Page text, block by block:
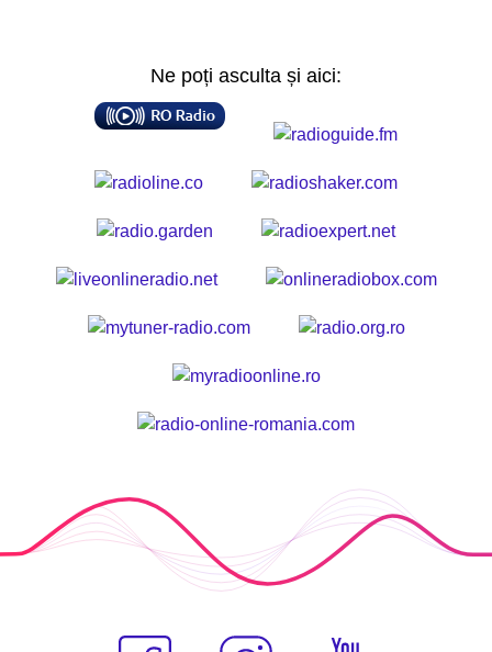
Ne poți asculta și aici: